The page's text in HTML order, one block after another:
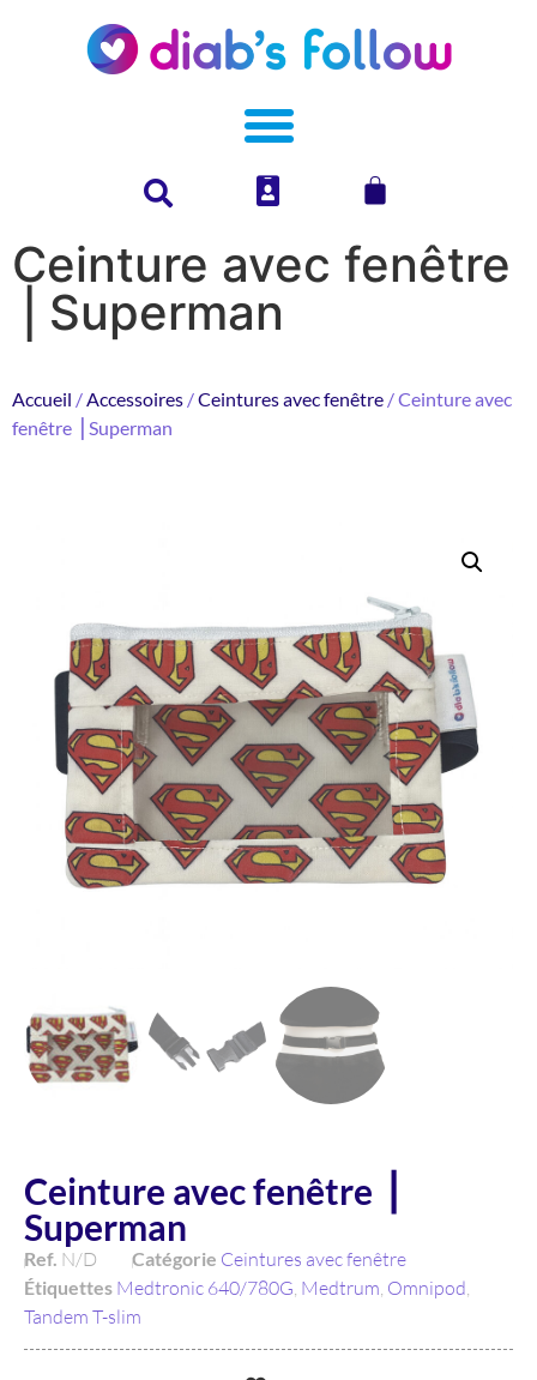
Ceinture avec fenêtre
⎥ Superman
Accueil /Accessoires /Ceintures avec fenêtre / Ceinture avec
fenêtre ⎥ Superman
Ceinture avec fenêtre ⎥
Superman
Ref. N/D Catégorie Ceintures avec fenêtre
Étiquettes Medtronic 640/780G, Medtrum, Omnipod,
Tandem T-slim